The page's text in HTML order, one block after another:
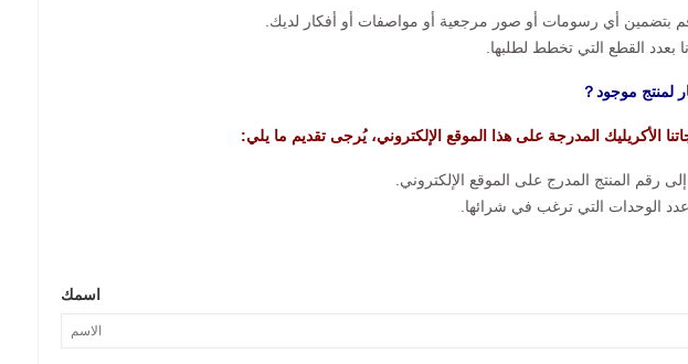
موجود？
الأكريليك المدرجة على هذا الموقع الإلكتروني، يُرجى تقديم ما يلي:
اسمك